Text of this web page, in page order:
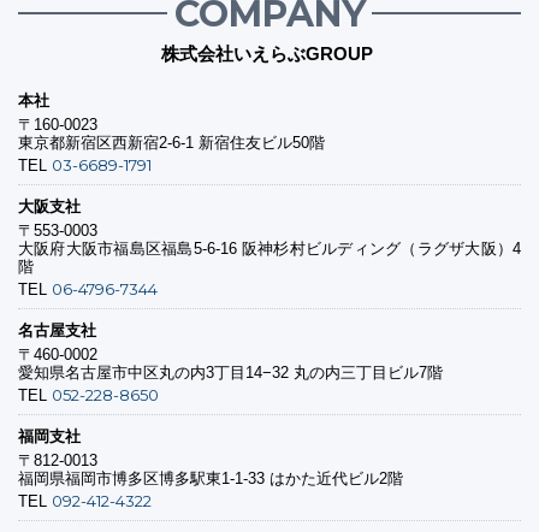
COMPANY
株式会社いえらぶGROUP
本社
〒160-0023
東京都新宿区西新宿2-6-1 新宿住友ビル50階
TEL 03-6689-1791
大阪支社
〒553-0003
大阪府大阪市福島区福島5-6-16 阪神杉村ビルディング（ラグザ大阪）4
階
TEL 06-4796-7344
名古屋支社
〒460-0002
愛知県名古屋市中区丸の内3丁目14−32 丸の内三丁目ビル7階
TEL 052-228-8650
福岡支社
〒812-0013
福岡県福岡市博多区博多駅東1-1-33 はかた近代ビル2階
TEL 092-412-4322